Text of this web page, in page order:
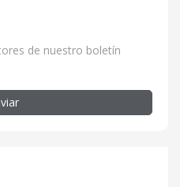
de nuestro boletín